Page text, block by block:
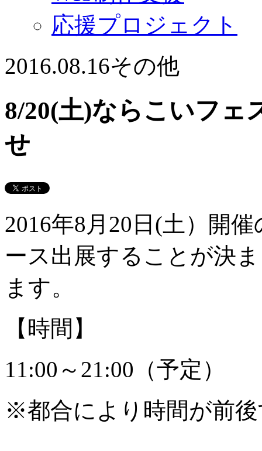
応援プロジェクト
2016.08.16その他
8/20(土)ならこいフ
せ
2016年8月20日(土）開
ース出展することが決
ます。
【時間】
11:00～21:00（予定）
※都合により時間が前